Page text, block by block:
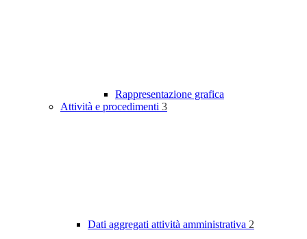
Rappresentazione grafica
Attività e procedimenti 3
Dati aggregati attività amministrativa 2